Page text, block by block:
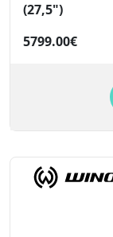
(27,5")
5799.00€